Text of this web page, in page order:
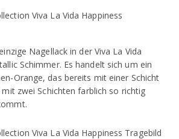
Nagellack in der Viva La Vida
Schimmer. Es handelt sich um ein
Orange, das bereits mit einer Schicht
zwei Schichten farblich so richtig